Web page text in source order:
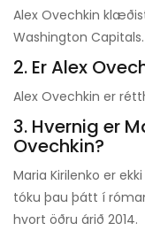
Alex Ovechkin
Washington Capitals.
2. Er Alex
Alex Ovechkin er
3. Hvernig er
Ovechkin?
Maria Kirilenko er
tóku þau þátt í
hvort öðru árið 2014.